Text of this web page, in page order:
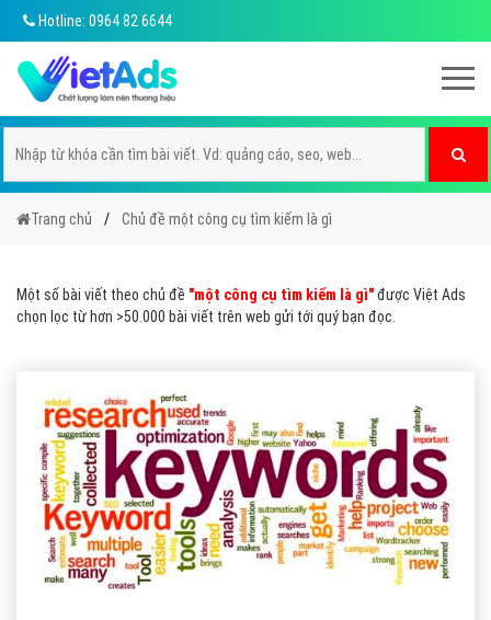
Hotline: 0964 82 6644
Trang chủ Chủ đề một công cụ tìm kiếm là gì
Một số bài viết theo chủ đề "một công cụ tìm kiếm là gì"được Việt Ads
chọn lọc từ hơn >50.000 bài viết trên web gửi tới quý bạn đọc.